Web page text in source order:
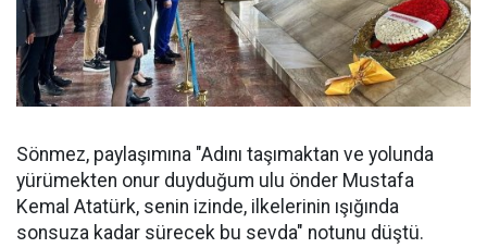
Sönmez, paylaşımına "Adını taşımaktan ve yolunda
yürümekten onur duyduğum ulu önder Mustafa
Kemal Atatürk, senin izinde, ilkelerinin ışığında
sonsuza kadar sürecek bu sevda" notunu düştü.